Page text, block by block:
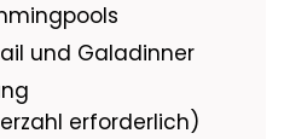
und Galadinner
erforderlich)